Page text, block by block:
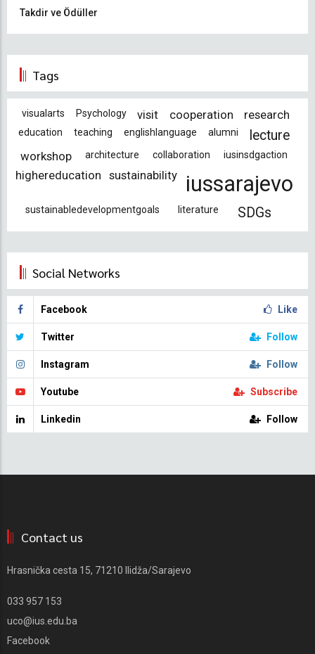
Takdir ve Ödüller
Tags
visualarts Psychology visit cooperation research
education teaching englishlanguage alumni lecture
workshop architecture collaboration iusinsdgaction
highereducation sustainability iussarajevo
sustainabledevelopmentgoals literature SDGs
Social Networks
Facebook Like
Twitter Follow
Instagram Follow
Youtube Subscribe
Linkedin Follow
Contact us
Hrasnička cesta 15, 71210 Ilidža/Sarajevo
033 957 153
uco@ius.edu.ba
Facebook